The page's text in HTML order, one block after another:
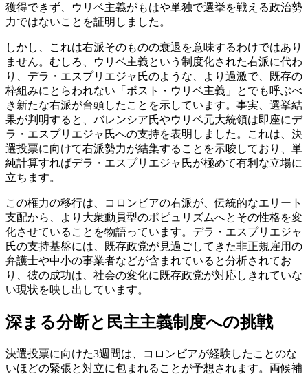
獲得できず、ウリベ主義がもはや単独で選挙を戦える政治勢
力ではないことを証明しました。
しかし、これは右派そのものの衰退を意味するわけではあり
ません。むしろ、ウリベ主義という制度化された右派に代わ
り、デラ・エスプリエジャ氏のような、より過激で、既存の
枠組みにとらわれない「ポスト・ウリベ主義」とでも呼ぶべ
き新たな右派が台頭したことを示しています。事実、選挙結
果が判明すると、バレンシア氏やウリベ元大統領は即座にデ
ラ・エスプリエジャ氏への支持を表明しました。これは、決
選投票に向けて右派勢力が結集することを示唆しており、単
純計算すればデラ・エスプリエジャ氏が極めて有利な立場に
立ちます。
この権力の移行は、コロンビアの右派が、伝統的なエリート
支配から、より大衆動員型のポピュリズムへとその性格を変
化させていることを物語っています。デラ・エスプリエジャ
氏の支持基盤には、既存政党が見過ごしてきた非正規雇用の
弁護士や中小の事業者などが含まれていると分析されてお
り、彼の成功は、社会の変化に既存政党が対応しきれていな
い現状を映し出しています。
深まる分断と民主主義制度への挑戦
決選投票に向けた3週間は、コロンビアが経験したことのな
いほどの緊張と対立に包まれることが予想されます。両候補